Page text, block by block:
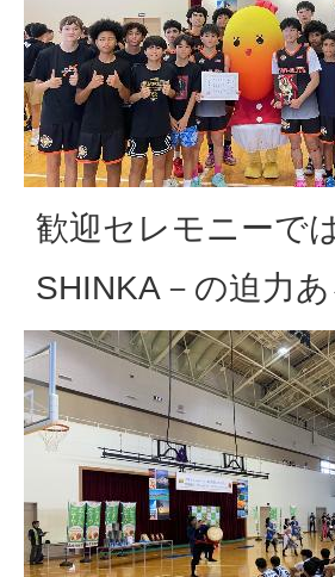
歓迎セレモニーで
SHINKA－の迫力